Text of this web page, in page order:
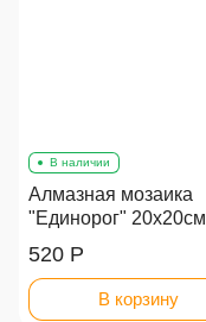
В наличии
Алмазная мозаика
"Единорог" 20х20см
520 Р
В корзину